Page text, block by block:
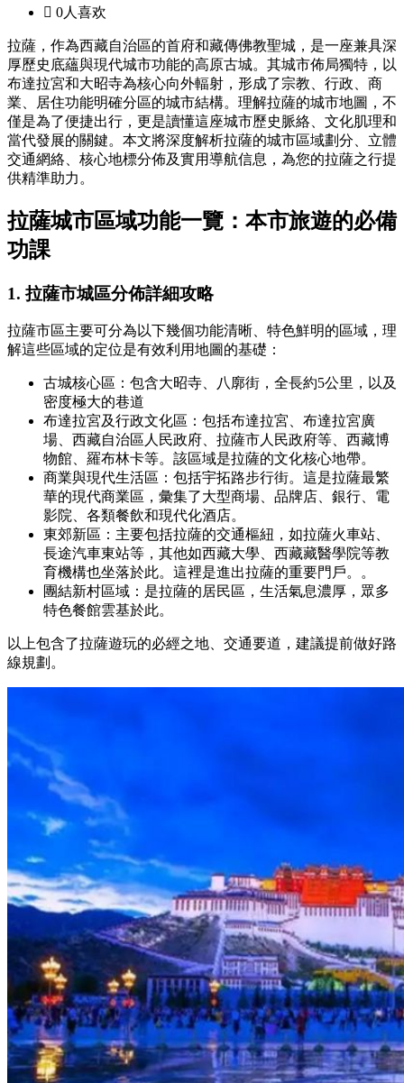
 0人喜欢
拉薩，作為西藏自治區的首府和藏傳佛教聖城，是一座兼具深
厚歷史底蘊與現代城市功能的高原古城。其城市佈局獨特，以
布達拉宮和大昭寺為核心向外輻射，形成了宗教、行政、商
業、居住功能明確分區的城市結構。理解拉薩的城市地圖，不
僅是為了便捷出行，更是讀懂這座城市歷史脈絡、文化肌理和
當代發展的關鍵。本文將深度解析拉薩的城市區域劃分、立體
交通網絡、核心地標分佈及實用導航信息，為您的拉薩之行提
供精準助力。
拉薩城市區域功能一覽：本市旅遊的必備
功課
1. 拉薩市城區分佈詳細攻略
拉薩市區主要可分為以下幾個功能清晰、特色鮮明的區域，理
解這些區域的定位是有效利用地圖的基礎：
古城核心區：包含大昭寺、八廓街，全長約5公里，以及
密度極大的巷道
布達拉宮及行政文化區：包括布達拉宮、布達拉宮廣
場、西藏自治區人民政府、拉薩市人民政府等、西藏博
物館、羅布林卡等。該區域是拉薩的文化核心地帶。
商業與現代生活區：包括宇拓路步行街。這是拉薩最繁
華的現代商業區，彙集了大型商場、品牌店、銀行、電
影院、各類餐飲和現代化酒店。
東郊新區：主要包括拉薩的交通樞紐，如拉薩火車站、
長途汽車東站等，其他如西藏大學、西藏藏醫學院等教
育機構也坐落於此。這裡是進出拉薩的重要門戶。。
團結新村區域：是拉薩的居民區，生活氣息濃厚，眾多
特色餐館雲基於此。
以上包含了拉薩遊玩的必經之地、交通要道，建議提前做好路
線規劃。